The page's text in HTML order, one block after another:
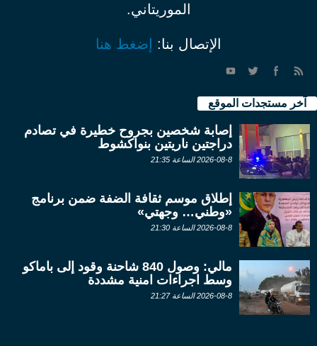
الموريتاني.
الإتصال بنا: إضغط هنا
آخر مستجدات الموقع
إصابة شخصين بجروح خطيرة في تصادم
دراجتين ناريتين بنواكشوط
2026-08-8 الساعة 21:35
إطلاق موسم ثقافة الضفة ضمن برنامج
«وطني… وجهتي»
2026-08-8 الساعة 21:30
مالي: وصول 840 شاحنة وقود إلى باماكو
وسط اجراءات امنية مشددة
2026-08-8 الساعة 21:27